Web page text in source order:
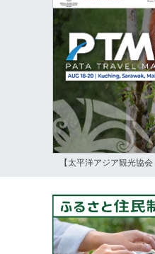
【太平洋アジア観光協